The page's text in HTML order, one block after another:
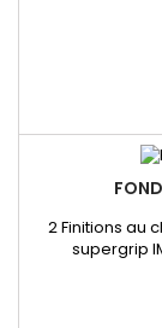
2 Finitions au
supergrip
dimensions